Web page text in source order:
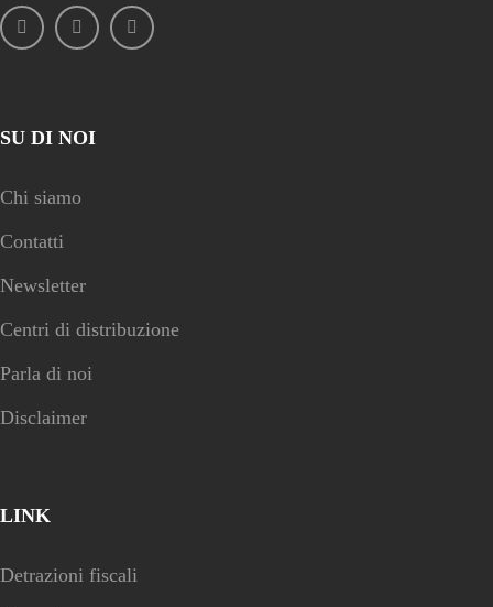
SU DI NOI
Chi siamo
Contatti
Newsletter
Centri di distribuzione
Parla di noi
Disclaimer
LINK
Detrazioni fiscali